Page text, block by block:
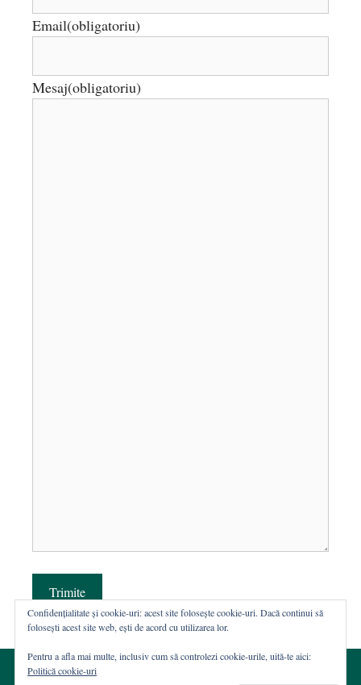
Email(obligatoriu)
Mesaj(obligatoriu)
Trimite
Confidențialitate și cookie-uri: acest site folosește cookie-uri. Dacă continui să
folosești acest site web, ești de acord cu utilizarea lor.
Pentru a afla mai multe, inclusiv cum să controlezi cookie-urile, uită-te aici:
Politică cookie-uri